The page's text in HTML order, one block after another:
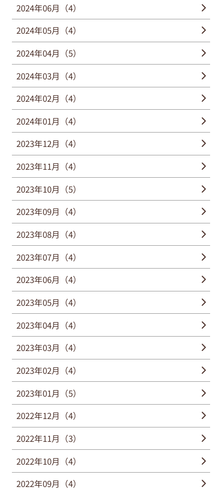
2024年06月（4）
2024年05月（4）
2024年04月（5）
2024年03月（4）
2024年02月（4）
2024年01月（4）
2023年12月（4）
2023年11月（4）
2023年10月（5）
2023年09月（4）
2023年08月（4）
2023年07月（4）
2023年06月（4）
2023年05月（4）
2023年04月（4）
2023年03月（4）
2023年02月（4）
2023年01月（5）
2022年12月（4）
2022年11月（3）
2022年10月（4）
2022年09月（4）